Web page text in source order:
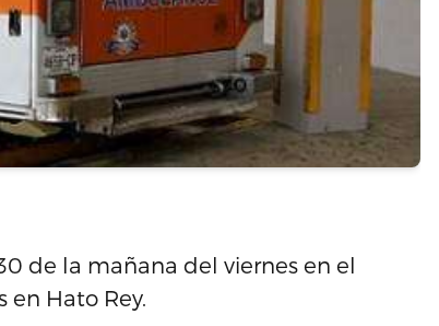
de la mañana del viernes en el
en Hato Rey.